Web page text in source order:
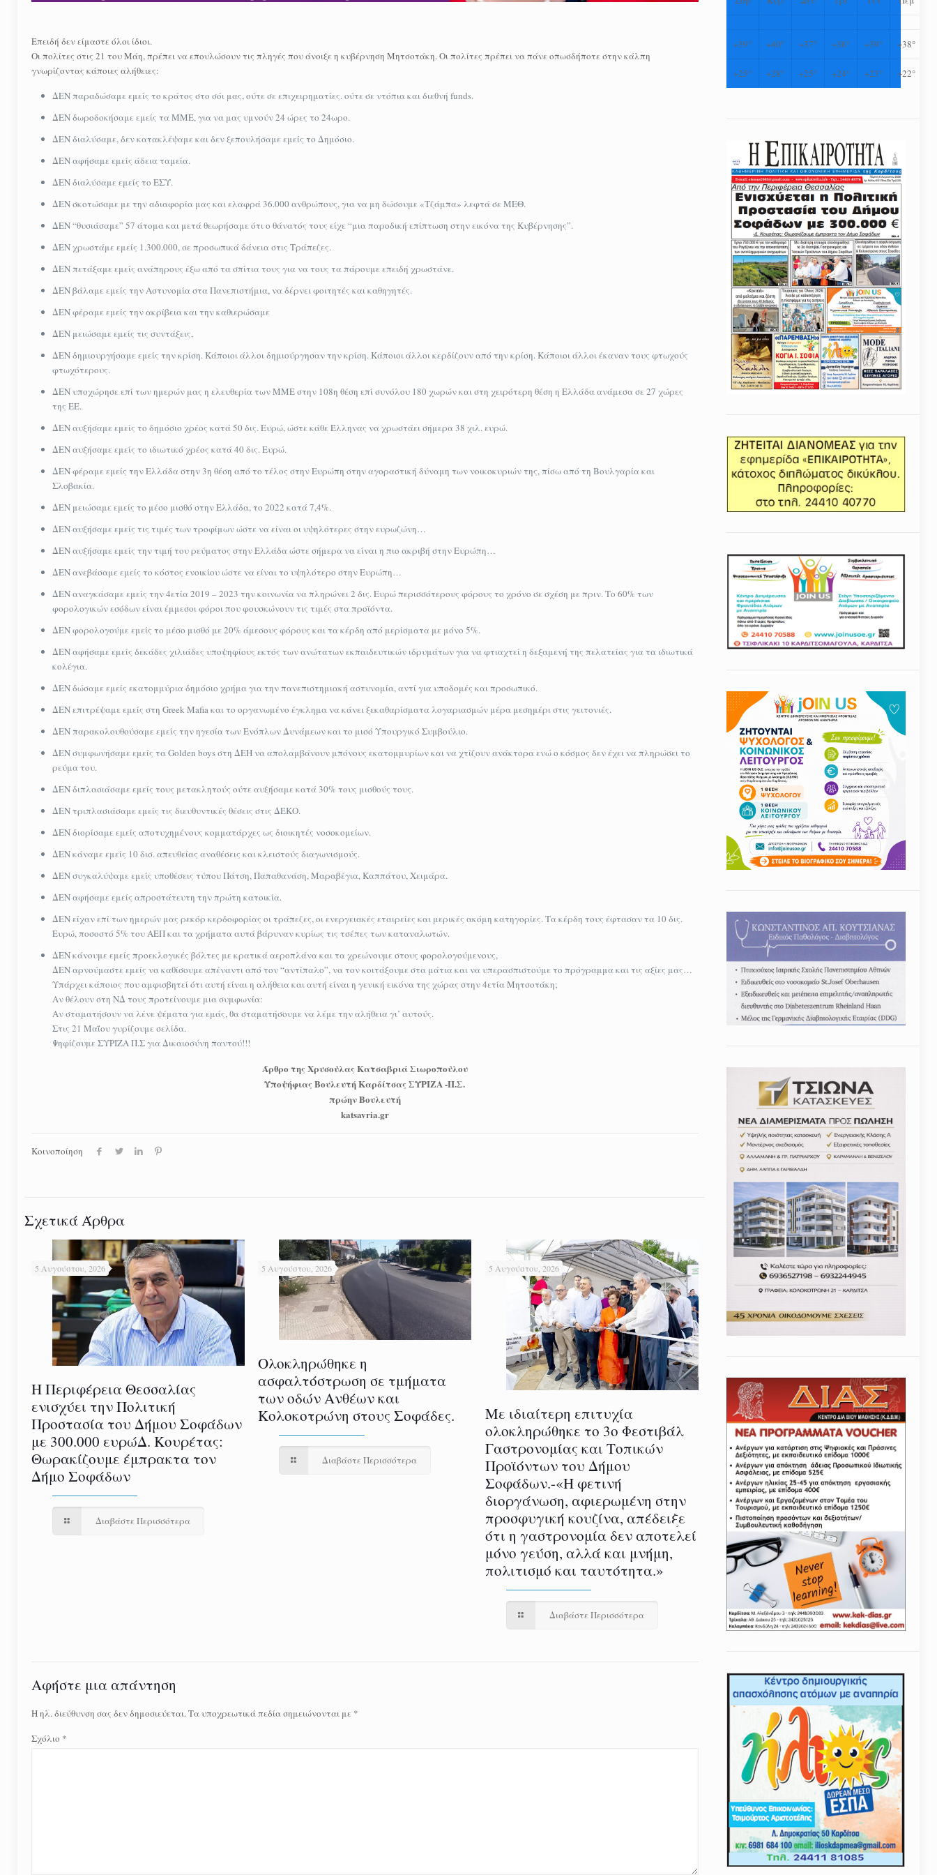
Επειδή δεν είμαστε όλοι ίδιοι.
Οι πολίτες στις 21 του Μάη, πρέπει να επουλώσουν τις πληγές που άνοιξε η κυβέρνηση Μητσοτάκη. Οι πολίτες πρέπει να πάνε οπωσδήποτε στην κάλπη
γνωρίζοντας κάποιες αλήθειες:
ΔΕΝ παραδώσαμε εμείς το κράτος στο σόι μας, ούτε σε επιχειρηματίες. ούτε σε ντόπια και διεθνή funds.
ΔΕΝ δωροδοκήσαμε εμείς τα ΜΜΕ, για να μας υμνούν 24 ώρες το 24ωρο.
ΔΕΝ διαλύσαμε, δεν κατακλέψαμε και δεν ξεπουλήσαμε εμείς το Δημόσιο.
ΔΕΝ αφήσαμε εμείς άδεια ταμεία.
ΔΕΝ διαλύσαμε εμείς το ΕΣΥ.
ΔΕΝ σκοτώσαμε με την αδιαφορία μας και ελαφρά 36.000 ανθρώπους, για να μη δώσουμε «Τζάμπα» λεφτά σε ΜΕΘ.
ΔΕΝ “θυσιάσαμε” 57 άτομα και μετά θεωρήσαμε ότι ο θάνατός τους είχε “μια παροδική επίπτωση στην εικόνα της Κυβέρνησης”.
ΔΕΝ χρωστάμε εμείς 1.300.000, σε προσωπικά δάνεια στις Τράπεζες.
ΔΕΝ πετάξαμε εμείς ανάπηρους έξω από τα σπίτια τους για να τους τα πάρουμε επειδή χρωστάνε.
ΔΕΝ βάλαμε εμείς την Αστυνομία στα Πανεπιστήμια, να δέρνει φοιτητές και καθηγητές.
ΔΕΝ φέραμε εμείς την ακρίβεια και την καθιερώσαμε
ΔΕΝ μειώσαμε εμείς τις συντάξεις,
ΔΕΝ δημιουργήσαμε εμείς την κρίση. Κάποιοι άλλοι δημιούργησαν την κρίση. Κάποιοι άλλοι κερδίζουν από την κρίση. Κάποιοι άλλοι έκαναν τους φτωχούς
φτωχότερους.
ΔΕΝ υποχώρησε επί των ημερών μας η ελευθερία των ΜΜΕ στην 108η θέση επί συνόλου 180 χωρών και στη χειρότερη θέση η Ελλάδα ανάμεσα σε 27 χώρες
της ΕΕ.
ΔΕΝ αυξήσαμε εμείς το δημόσιο χρέος κατά 50 δις. Ευρώ, ώστε κάθε Έλληνας να χρωστάει σήμερα 38 χιλ. ευρώ.
ΔΕΝ αυξήσαμε εμείς το ιδιωτικό χρέος κατά 40 δις. Ευρώ.
ΔΕΝ φέραμε εμείς την Ελλάδα στην 3η θέση από το τέλος στην Ευρώπη στην αγοραστική δύναμη των νοικοκυριών της, πίσω από τη Βουλγαρία και
Σλοβακία.
ΔΕΝ μειώσαμε εμείς το μέσο μισθό στην Ελλάδα, το 2022 κατά 7,4%.
ΔΕΝ αυξήσαμε εμείς τις τιμές των τροφίμων ώστε να είναι οι υψηλότερες στην ευρωζώνη…
ΔΕΝ αυξήσαμε εμείς την τιμή του ρεύματος στην Ελλάδα ώστε σήμερα να είναι η πιο ακριβή στην Ευρώπη…
ΔΕΝ ανεβάσαμε εμείς το κόστος ενοικίου ώστε να είναι το υψηλότερο στην Ευρώπη…
ΔΕΝ αναγκάσαμε εμείς την 4ετία 2019 – 2023 την κοινωνία να πληρώνει 2 δις. Ευρώ περισσότερους φόρους το χρόνο σε σχέση με πριν. Το 60% των
φορολογικών εσόδων είναι έμμεσοι φόροι που φουσκώνουν τις τιμές στα προϊόντα.
ΔΕΝ φορολογούμε εμείς το μέσο μισθό με 20% άμεσους φόρους και τα κέρδη από μερίσματα με μόνο 5%.
ΔΕΝ αφήσαμε εμείς δεκάδες χιλιάδες υποψηφίους εκτός των ανώτατων εκπαιδευτικών ιδρυμάτων για να φτιαχτεί η δεξαμενή της πελατείας για τα ιδιωτικά
κολέγια.
ΔΕΝ δώσαμε εμείς εκατομμύρια δημόσιο χρήμα για την πανεπιστημιακή αστυνομία, αντί για υποδομές και προσωπικό.
ΔΕΝ επιτρέψαμε εμείς στη Greek Mafia και το οργανωμένο έγκλημα να κάνει ξεκαθαρίσματα λογαριασμών μέρα μεσημέρι στις γειτονιές.
ΔΕΝ παρακολουθούσαμε εμείς την ηγεσία των Ενόπλων Δυνάμεων και το μισό Υπουργικό Συμβούλιο.
ΔΕΝ συμφωνήσαμε εμείς τα Golden boys στη ΔΕΗ να απολαμβάνουν μπόνους εκατομμυρίων και να χτίζουν ανάκτορα ενώ ο κόσμος δεν έχει να πληρώσει το
ρεύμα του.
ΔΕΝ διπλασιάσαμε εμείς τους μετακλητούς ούτε αυξήσαμε κατά 30% τους μισθούς τους.
ΔΕΝ τριπλασιάσαμε εμείς τις διευθυντικές θέσεις στις ΔΕΚΟ.
ΔΕΝ διορίσαμε εμείς αποτυχημένους κομματάρχες ως διοικητές νοσοκομείων.
ΔΕΝ κάναμε εμείς 10 δισ. απευθείας αναθέσεις και κλειστούς διαγωνισμούς.
ΔΕΝ συγκαλύψαμε εμείς υποθέσεις τύπου Πάτση, Παπαθανάση, Μαραβέγια, Καππάτου, Χειμάρα.
ΔΕΝ αφήσαμε εμείς απροστάτευτη την πρώτη κατοικία.
ΔΕΝ είχαν επί των ημερών μας ρεκόρ κερδοφορίας οι τράπεζες, οι ενεργειακές εταιρείες και μερικές ακόμη κατηγορίες. Τα κέρδη τους έφτασαν τα 10 δις.
Ευρώ, ποσοστό 5% του ΑΕΠ και τα χρήματα αυτά βάρυναν κυρίως τις τσέπες των καταναλωτών.
ΔΕΝ κάνουμε εμείς προεκλογικές βόλτες με κρατικά αεροπλάνα και τα χρεώνουμε στους φορολογούμενους,
ΔΕΝ αρνούμαστε εμείς να καθίσουμε απέναντι από τον “αντίπαλο”, να τον κοιτάξουμε στα μάτια και να υπερασπιστούμε το πρόγραμμα και τις αξίες μας…
Υπάρχει κάποιος που αμφισβητεί ότι αυτή είναι η αλήθεια και αυτή είναι η γενική εικόνα της χώρας στην 4ετία Μητσοτάκη;
Αν θέλουν στη ΝΔ τους προτείνουμε μια συμφωνία:
Αν σταματήσουν να λένε ψέματα για εμάς, θα σταματήσουμε να λέμε την αλήθεια γι’ αυτούς.
Στις 21 Μαΐου γυρίζουμε σελίδα.
Ψηφίζουμε ΣΥΡΙΖΑ Π.Σ για Δικαιοσύνη παντού!!!
Άρθρο της Χρυσούλας Κατσαβριά Σιωροπούλου
Υποψήφιας Βουλευτή Καρδίτσας ΣΥΡΙΖΑ -Π.Σ.
πρώην Βουλευτή
katsavria.gr
Κοινοποίηση
Σχετικά Άρθρα
5 Αυγούστου, 2026
Η Περιφέρεια Θεσσαλίας
ενισχύει την Πολιτική
Προστασία του Δήμου Σοφάδων
με 300.000 ευρώΔ. Κουρέτας:
Θωρακίζουμε έμπρακτα τον
Δήμο Σοφάδων
Διαβάστε Περισσότερα
5 Αυγούστου, 2026
Ολοκληρώθηκε η
ασφαλτόστρωση σε τμήματα
των οδών Ανθέων και
Κολοκοτρώνη στους Σοφάδες.
Διαβάστε Περισσότερα
5 Αυγούστου, 2026
Με ιδιαίτερη επιτυχία
ολοκληρώθηκε το 3ο Φεστιβάλ
Γαστρονομίας και Τοπικών
Προϊόντων του Δήμου
Σοφάδων.-«Η φετινή
διοργάνωση, αφιερωμένη στην
προσφυγική κουζίνα, απέδειξε
ότι η γαστρονομία δεν αποτελεί
μόνο γεύση, αλλά και μνήμη,
πολιτισμό και ταυτότητα.»
Διαβάστε Περισσότερα
Αφήστε μια απάντηση
Η ηλ. διεύθυνση σας δεν δημοσιεύεται.Τα υποχρεωτικά πεδία σημειώνονται με *
Σχόλιο *
+39° +40° +37° +38° +39° +38°
+25° +28° +25° +24° +23° +22°